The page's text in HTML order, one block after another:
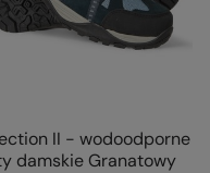
II - wodoodporne
damskie Granatowy